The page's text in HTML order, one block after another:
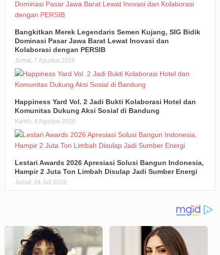
Bangkitkan Merek Legendaris Semen Kujang, SIG Bidik
Dominasi Pasar Jawa Barat Lewat Inovasi dan
Kolaborasi dengan PERSIB
Jumat, 7 Agustus 2026
Happiness Yard Vol. 2 Jadi Bukti Kolaborasi Hotel dan
Komunitas Dukung Aksi Sosial di Bandung
Kamis, 6 Agustus 2026
Lestari Awards 2026 Apresiasi Solusi Bangun Indonesia,
Hampir 2 Juta Ton Limbah Disulap Jadi Sumber Energi
Jumat, 24 Juli 2026